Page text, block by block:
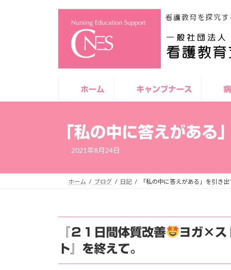
ッ
移
ホーム キャンプナース
「私の中に答えがある
2021年8月24日
ホーム ブログ 日記 「私の中に答えがある」を引き
『２１日間体質改善
ヨガ×ス
ト』を終えて。